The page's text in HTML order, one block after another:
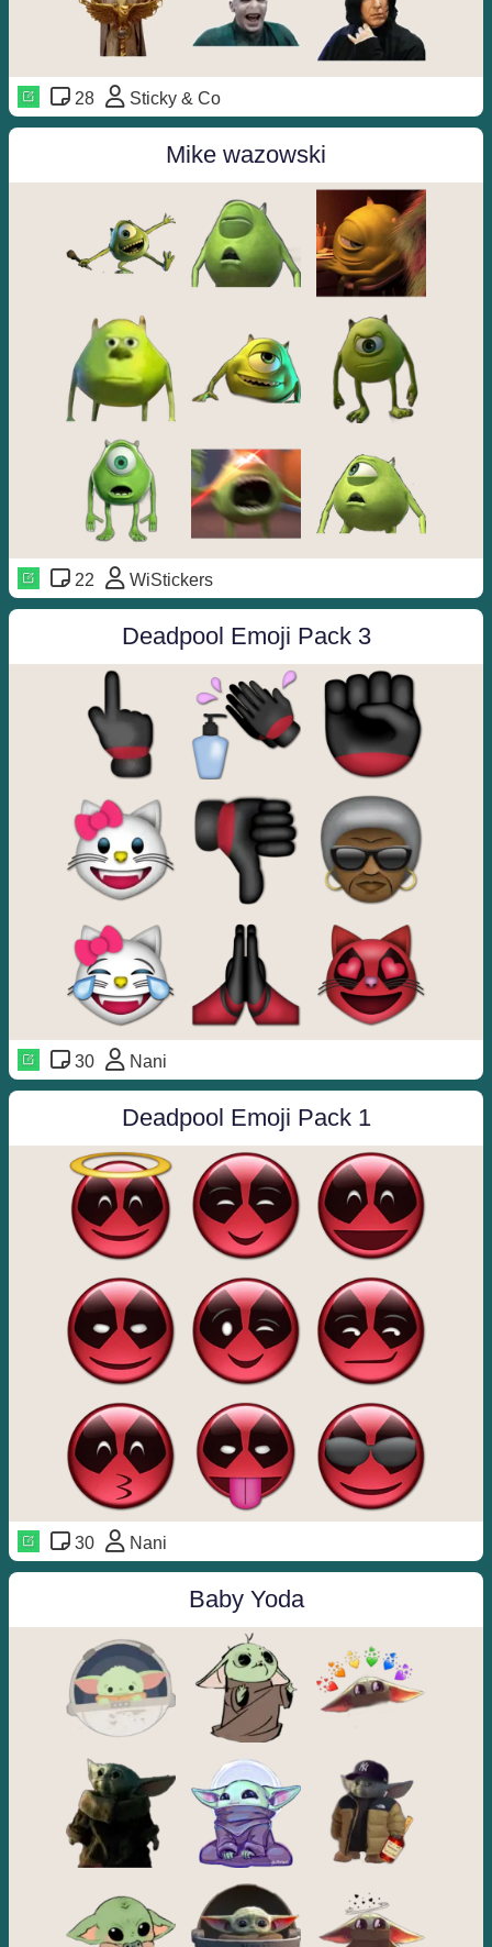
28 Sticky & Co
Mike wazowski
22 WiStickers
Deadpool Emoji Pack 3
30 Nani
Deadpool Emoji Pack 1
30 Nani
Baby Yoda